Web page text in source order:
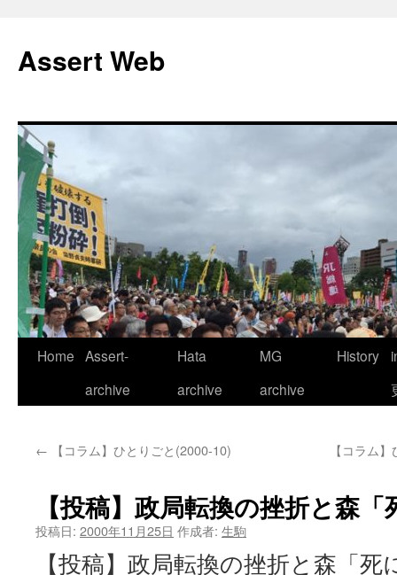
テ
ン
ス
キ
ッ
プ
Assert Web
Home Assert-
archive
Hata
archive
MG
archive
History
← 【コラム】ひとりごと(2000-10) 【コラム
【投稿】政局転換の挫折と森
投稿日: 2000年11月25日 作成者: 生駒
【投稿】政局転換の挫折と森「死